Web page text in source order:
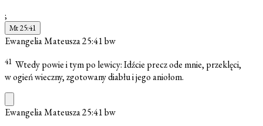
;
Mt 25:41
Ewangelia Mateusza 25:41bw
41 Wtedy powie i tym po lewicy: Idźcie precz ode mnie, przeklęci,
w ogień wieczny, zgotowany diabłu i jego aniołom.
Ewangelia Mateusza 25:41bw